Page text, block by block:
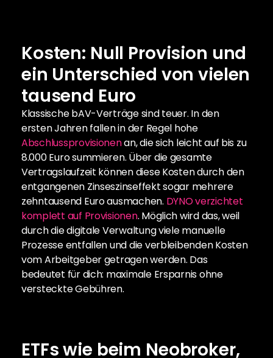
Kosten: Null Provision und
ein Unterschied von vielen
tausend Euro
Klassische bAV-Verträge sind teuer. In den
ersten Jahren fallen in der Regel hohe
Abschlussprovisionen an, die sich leicht auf bis zu
8.000 Euro summieren. Über die gesamte
Vertragslaufzeit können diese Kosten durch den
entgangenen Zinseszinseffekt sogar mehrere
zehntausend Euro ausmachen. DYNO verzichtet
komplett auf Provisionen. Möglich wird das, weil
durch die digitale Verwaltung viele manuelle
Prozesse entfallen und die verbleibenden Kosten
vom Arbeitgeber getragen werden. Das
bedeutet für dich: maximale Ersparnis ohne
versteckte Gebühren.
ETFs wie beim Neobroker,